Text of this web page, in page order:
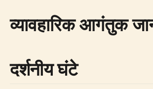
व्यावहारिक आगंतुक
दर्शनीय घंटे